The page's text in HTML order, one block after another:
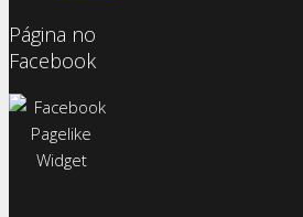
Página no
Facebook